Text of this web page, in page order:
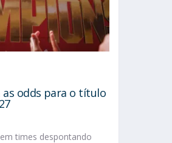
as odds para o título
times despontando